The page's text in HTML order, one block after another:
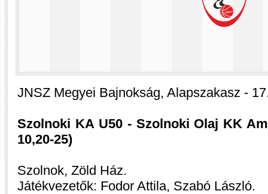
JNSZ Megyei Bajnokság, Alapszakasz -
Szolnoki KA U50 - Szolnoki Olaj KK
10,20-25)
Szolnok, Zöld Ház.
Játékvezetők: Fodor Attila, Szabó László.